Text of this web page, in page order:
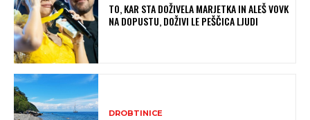
TO, KAR STA DOŽIVELA MARJETKA IN ALEŠ VOVK
NA DOPUSTU, DOŽIVI LE PEŠČICA LJUDI
DROBTINICE